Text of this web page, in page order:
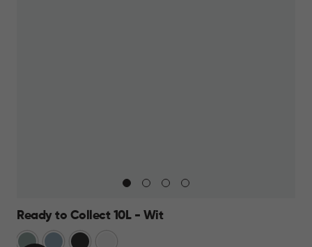
Ready to Collect 10L - Wit
GroenBlauwDonkergrijs